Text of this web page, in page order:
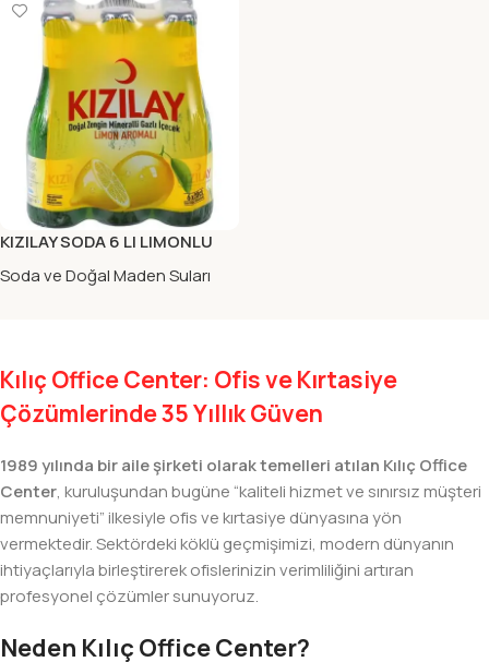
KIZILAY SODA 6 LI LIMONLU
Soda ve Doğal Maden Suları
Kılıç Office Center: Ofis ve Kırtasiye
Çözümlerinde 35 Yıllık Güven
1989 yılında bir aile şirketi olarak temelleri atılan Kılıç Office
Center, kuruluşundan bugüne “kaliteli hizmet ve sınırsız müşteri
memnuniyeti” ilkesiyle ofis ve kırtasiye dünyasına yön
vermektedir. Sektördeki köklü geçmişimizi, modern dünyanın
ihtiyaçlarıyla birleştirerek ofislerinizin verimliliğini artıran
profesyonel çözümler sunuyoruz.
Neden Kılıç Office Center?